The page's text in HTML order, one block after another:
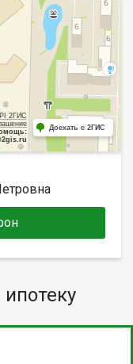
2ГИС
Доехать с 2ГИС